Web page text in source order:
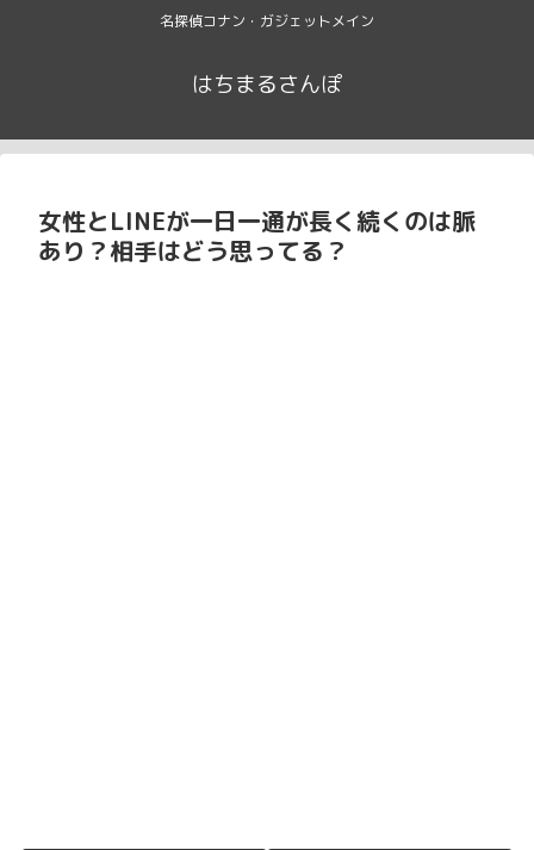
名探偵コナン・ガジェットメイン
はちまるさんぽ
女性とLINEが一日一通が長く続くのは脈
あり？相手はどう思ってる？